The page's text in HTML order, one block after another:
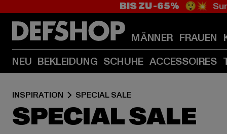
BIS ZU -65% 😲💥
MÄNNER FRAUEN
NEU BEKLEIDUNG SCHUHE ACCESSOIRES
INSPIRATION SPECIAL SALE
SPECIAL SALE